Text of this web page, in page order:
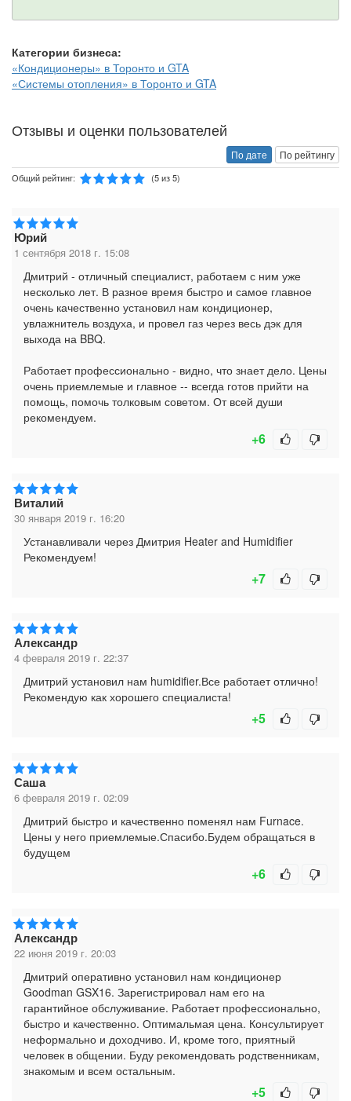
Категории бизнеса:
«Кондиционеры» в Торонто и GTA
«Системы отопления» в Торонто и GTA
Отзывы и оценки пользователей
По дате По рейтингу
Общий рейтинг: (5 из 5)
Юрий
1 сентября 2018 г. 15:08
Дмитрий - отличный специалист, работаем с ним уже
несколько лет. В разное время быстро и самое главное
очень качественно установил нам кондиционер,
увлажнитель воздуха, и провел газ через весь дэк для
выхода на BBQ.
Работает профессионально - видно, что знает дело. Цены
очень приемлемые и главное -- всегда готов прийти на
помощь, помочь толковым советом. От всей души
рекомендуем.
+6
Виталий
30 января 2019 г. 16:20
Устанавливали через Дмитрия Heater and Humidifier
Рекомендуем!
+7
Александр
4 февраля 2019 г. 22:37
Дмитрий установил нам humidifier.Все работает отлично!
Рекомендую как хорошего специалиста!
+5
Саша
6 февраля 2019 г. 02:09
Дмитрий быстро и качественно поменял нам Furnace.
Цены у него приемлемые.Спасибо.Будем обращаться в
будущем
+6
Александр
22 июня 2019 г. 20:03
Дмитрий оперативно установил нам кондиционер
Goodman GSX16. Зарегистрировал нам его на
гарантийное обслуживание. Работает профессионально,
быстро и качественно. Оптимальмая цена. Консультирует
неформально и доходчиво. И, кроме того, приятный
человек в общении. Буду рекомендовать родственникам,
знакомым и всем остальным.
+5